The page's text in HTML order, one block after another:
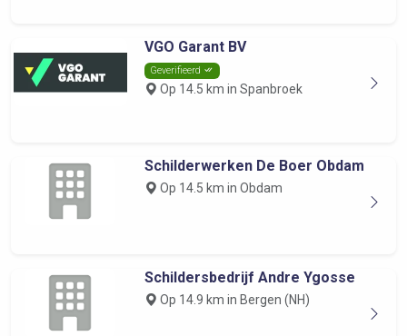
VGO Garant BV
Geverifieerd
Op 14.5 km in Spanbroek
Schilderwerken De Boer Obdam
Op 14.5 km in Obdam
Schildersbedrijf Andre Ygosse
Op 14.9 km in Bergen (NH)